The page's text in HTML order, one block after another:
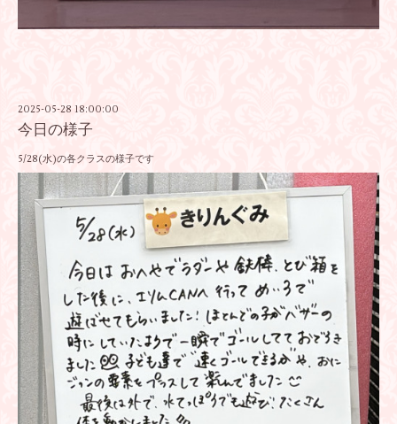
2025-05-28 18:00:00
今日の様子
5/28(水)の各クラスの様子です